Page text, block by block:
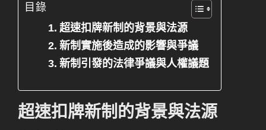
目錄
超速扣牌新制的背景與法源
新制實施後造成的影響與爭議
新制引發的法律爭議與人權議題
超速扣牌新制的背景與法源